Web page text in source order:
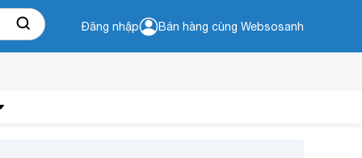
Đăng nhập Bán hàng cùng Websosanh